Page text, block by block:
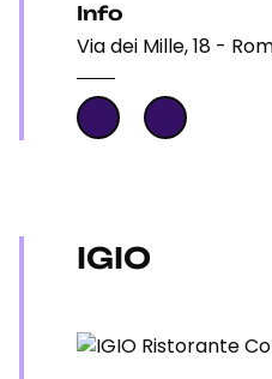
Info
Via dei Mille, 18 -
IGIO